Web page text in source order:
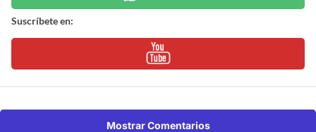
Suscríbete en:
Mostrar Comentarios